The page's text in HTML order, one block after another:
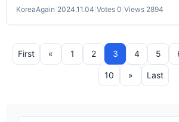
KoreaAgain 2024.11.04 Votes 0 Views 2894
First « 1 2 3 4 5
10 » Last